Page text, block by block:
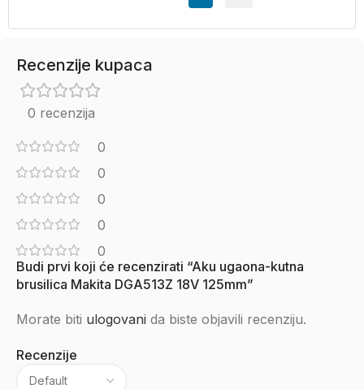
Recenzije kupaca
0 recenzija
0
0
0
0
0
Recenzije
Budi prvi koji će recenzirati “Aku ugaona-kutna
brusilica Makita DGA513Z 18V 125mm”
Morate biti ulogovani da biste objavili recenziju.